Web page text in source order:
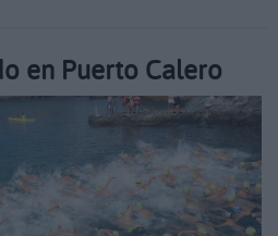
en Puerto Calero